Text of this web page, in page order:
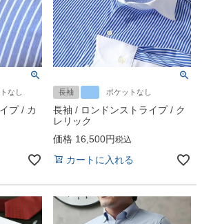
なし
プ / カ
長袖 ポケットなし
長袖 / ロンドンストライプ / ク
レリック
価格 16,500 税込
カートに入れる